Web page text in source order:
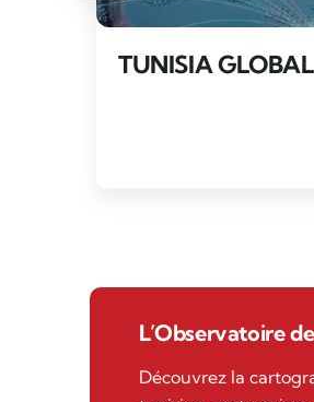
TUNISIA
L’Observatoire
Découvrez la